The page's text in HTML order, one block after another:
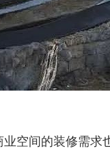
空间的装修需求